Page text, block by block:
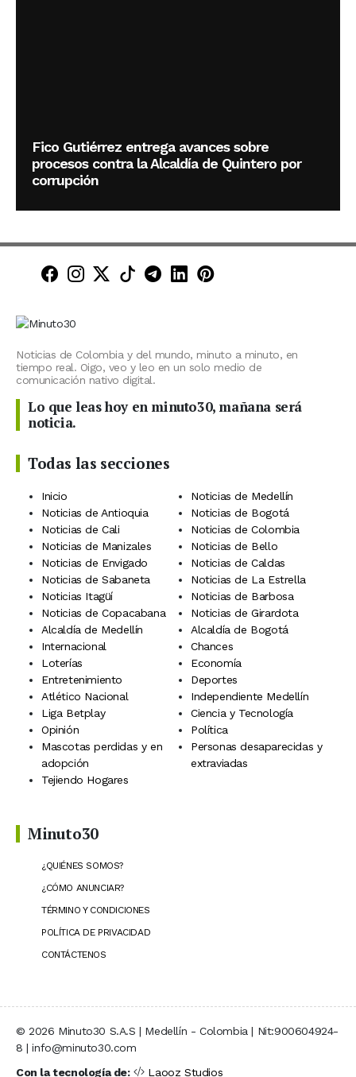
Fico Gutiérrez entrega avances sobre
procesos contra la Alcaldía de Quintero por
corrupción
Minuto30 en Facebook
Minuto30 en Instagram
Minuto30 en X (Twitter)
Minuto30 en TikTok
Canal de Minuto30 en
Minuto30 en LinkedIn
Minuto30 en
Noticias de Colombia y del mundo, minuto a minuto, en
tiempo real. Oigo, veo y leo en un solo medio de
comunicación nativo digital.
Lo que leas hoy en minuto30, mañana será
noticia.
Todas las secciones
Inicio
Noticias de Medellín
Noticias de Antioquia
Noticias de Bogotá
Noticias de Cali
Noticias de Colombia
Noticias de Manizales
Noticias de Bello
Noticias de Envigado
Noticias de Caldas
Noticias de Sabaneta
Noticias de La Estrella
Noticias Itagüí
Noticias de Barbosa
Noticias de Copacabana
Noticias de Girardota
Alcaldía de Medellín
Alcaldía de Bogotá
Internacional
Chances
Loterías
Economía
Entretenimiento
Deportes
Atlético Nacional
Independiente Medellín
Liga Betplay
Ciencia y Tecnología
Opinión
Política
Mascotas perdidas y en
adopción
Personas desaparecidas y
extraviadas
Tejiendo Hogares
Minuto30
¿QUIÉNES SOMOS?
¿CÓMO ANUNCIAR?
TÉRMINO Y CONDICIONES
POLÍTICA DE PRIVACIDAD
CONTÁCTENOS
© 2026 Minuto30 S.A.S | Medellín - Colombia | Nit:900604924-
8 | info@minuto30.com
Con la tecnología de:
Laooz Studios